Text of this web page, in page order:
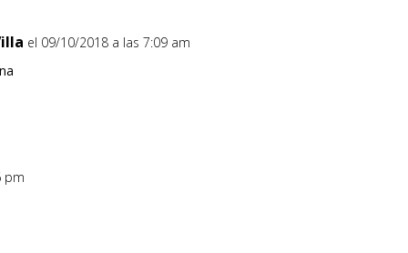
el 09/10/2018 a las 7:09 am
pm